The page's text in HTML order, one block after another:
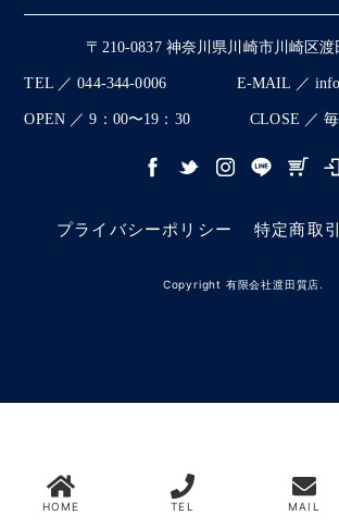
〒210-0837 神奈川県川崎市川崎区渡
TEL ／ 044-344-0006 E-MAIL ／
OPEN ／ 9：00〜19：30 CLOSE ／
プライバシーポリシー 特定商取
Copyright 有限会社渡田質店.
HOME TEL MAIL